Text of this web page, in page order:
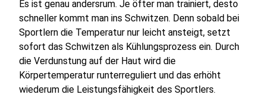
Es ist genau andersrum. Je öfter man trainiert, desto
schneller kommt man ins Schwitzen. Denn sobald bei
Sportlern die Temperatur nur leicht ansteigt, setzt
sofort das Schwitzen als Kühlungsprozess ein. Durch
die Verdunstung auf der Haut wird die
Körpertemperatur runterreguliert und das erhöht
wiederum die Leistungsfähigkeit des Sportlers.